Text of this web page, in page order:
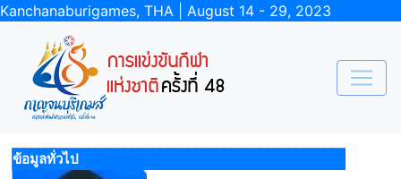
Kanchanaburigames, THA | August 14 - 29, 2023
ข้อมูลทั่วไป